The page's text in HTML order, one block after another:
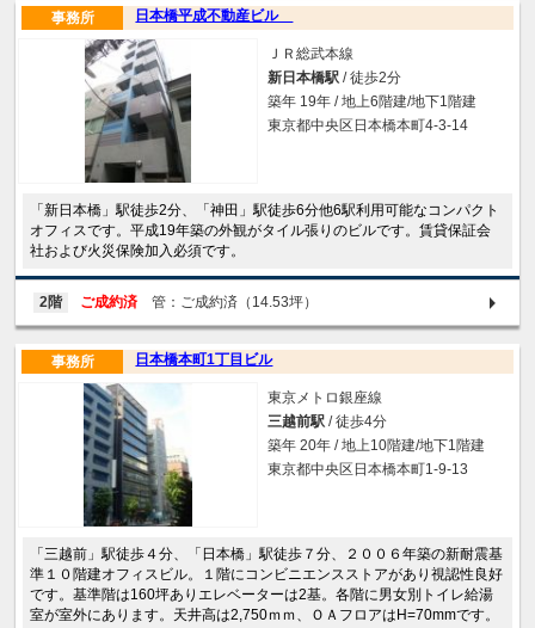
日本橋平成不動産ビル
事務所
ＪＲ総武本線
新日本橋駅 / 徒歩2分
築年 19年 / 地上6階建/地下1階建
東京都中央区日本橋本町4-3-14
「新日本橋」駅徒歩2分、「神田」駅徒歩6分他6駅利用可能なコンパクト
オフィスです。平成19年築の外観がタイル張りのビルです。賃貸保証会
社および火災保険加入必須です。
2階 ご成約済 管：ご成約済（14.53坪）
日本橋本町1丁目ビル
事務所
東京メトロ銀座線
三越前駅 / 徒歩4分
築年 20年 / 地上10階建/地下1階建
東京都中央区日本橋本町1-9-13
「三越前」駅徒歩４分、「日本橋」駅徒歩７分、２００６年築の新耐震基
準１０階建オフィスビル。１階にコンビニエンスストアがあり視認性良好
です。基準階は160坪ありエレベーターは2基。各階に男女別トイレ給湯
室が室外にあります。天井高は2,750ｍｍ、ＯＡフロアはH=70mmです。